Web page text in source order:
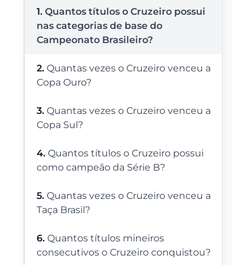
1. Quantos títulos o Cruzeiro possui
nas categorias de base do
Campeonato Brasileiro?
2. Quantas vezes o Cruzeiro venceu a
Copa Ouro?
3. Quantas vezes o Cruzeiro venceu a
Copa Sul?
4. Quantos títulos o Cruzeiro possui
como campeão da Série B?
5. Quantas vezes o Cruzeiro venceu a
Taça Brasil?
6. Quantos títulos mineiros
consecutivos o Cruzeiro conquistou?